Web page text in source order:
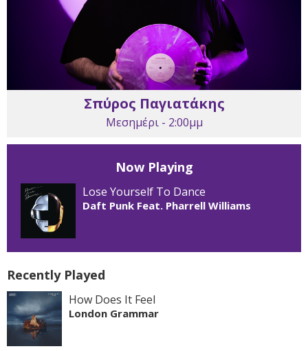
Σπύρος Παγιατάκης
Μεσημέρι - 2:00μμ
Now Playing
Lose Yourself To Dance
Daft Punk Feat. Pharrell Williams
Recently Played
How Does It Feel
London Grammar